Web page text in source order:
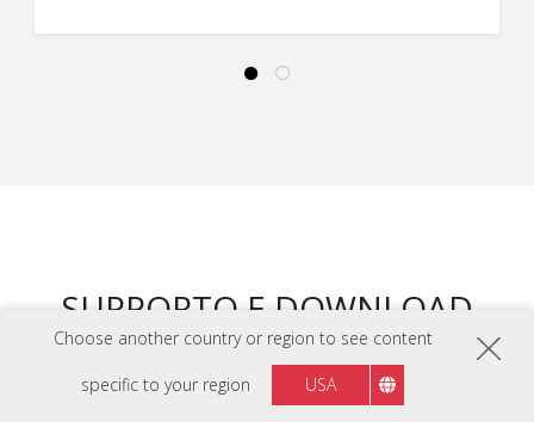
Choose another country or region to see content
specific to your region USA
SUPPORTO E DOWNLOAD
DATASHEETS